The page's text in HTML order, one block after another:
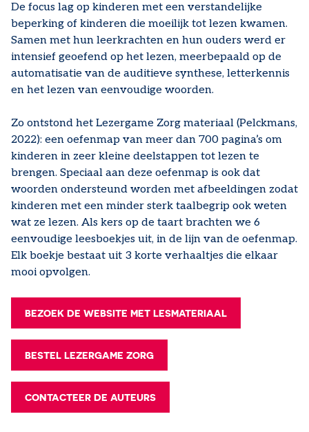
De focus lag op kinderen met een verstandelijke
beperking of kinderen die moeilijk tot lezen kwamen.
Samen met hun leerkrachten en hun ouders werd er
intensief geoefend op het lezen, meerbepaald op de
automatisatie van de auditieve synthese, letterkennis
en het lezen van eenvoudige woorden.
Zo ontstond het Lezergame Zorg materiaal (Pelckmans,
2022): een oefenmap van meer dan 700 pagina’s om
kinderen in zeer kleine deelstappen tot lezen te
brengen. Speciaal aan deze oefenmap is ook dat
woorden ondersteund worden met afbeeldingen zodat
kinderen met een minder sterk taalbegrip ook weten
wat ze lezen. Als kers op de taart brachten we 6
eenvoudige leesboekjes uit, in de lijn van de oefenmap.
Elk boekje bestaat uit 3 korte verhaaltjes die elkaar
mooi opvolgen.
BEZOEK DE WEBSITE MET LESMATERIAAL
BESTEL LEZERGAME ZORG
CONTACTEER DE AUTEURS